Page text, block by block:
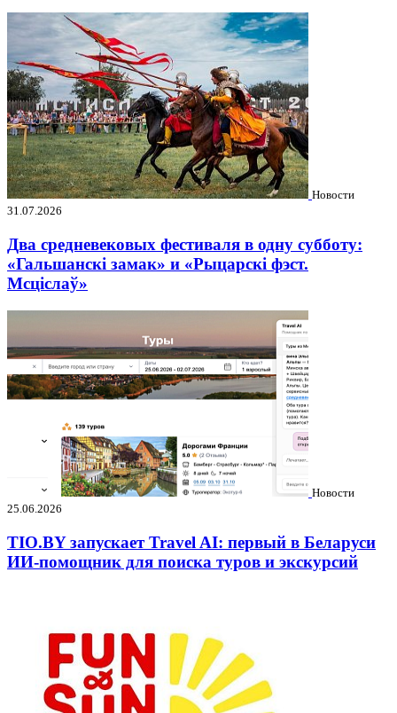
Новости
31.07.2026
Два средневековых фестиваля в одну субботу:
«Гальшанскі замак» и «Рыцарскі фэст.
Мсціслаў»
Новости
25.06.2026
TIO.BY запускает Travel AI: первый в Беларуси
ИИ-помощник для поиска туров и экскурсий